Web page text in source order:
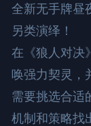
全新无手牌昼
另类演绎！
在《狼人对决
唤强力契灵，
需要挑选合适
机制和策略找